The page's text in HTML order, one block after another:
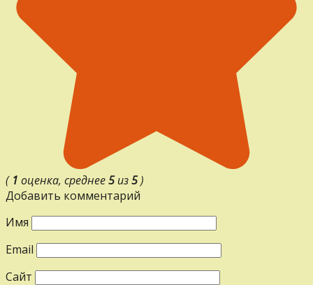
( 1 оценка, среднее5из5)
Добавить комментарий
Имя
Email
Сайт